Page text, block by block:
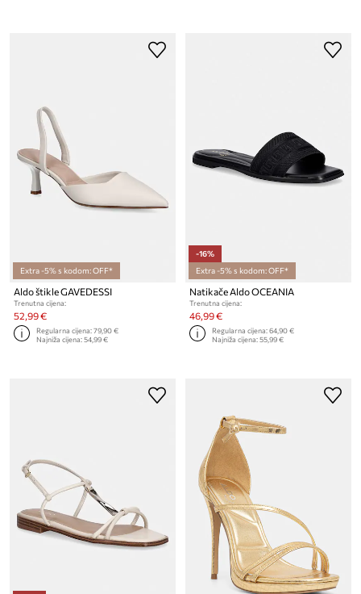
Extra -5% s kodom: OFF*
Aldo štikle GAVEDESSI
Trenutna cijena:
52,99 €
Regularna cijena:79,90 €
Najniža cijena:54,99 €
-16%
Extra -5% s kodom: OFF*
Natikače Aldo OCEANIA
Trenutna cijena:
46,99 €
Regularna cijena:64,90 €
Najniža cijena:55,99 €